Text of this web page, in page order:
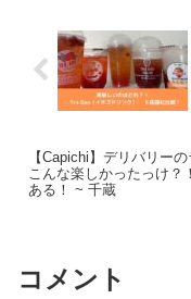
【Capichi】デリバリー
こんな楽しかったっけ？
ある！ ~ 千蔵
コメント